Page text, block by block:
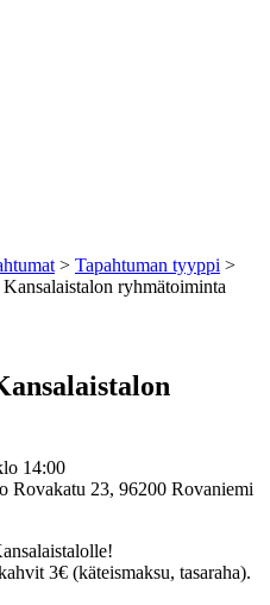
> Tapahtuman tyyppi >
ryhmätoiminta
14:00
Rovakatu 23, 96200 Rovaniemi
3€ (käteismaksu, tasaraha).